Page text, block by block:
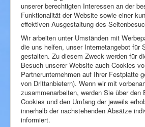
unserer berechtigten Interessen an der
Funktionalität der Website sowie einer
effektiven Ausgestaltung des
Wir arbeiten unter Umständen mit
die uns helfen, unser Internetangebot für
gestalten. Zu diesem Zweck werden für
Besuch unserer Website auch Cookies
Partnerunternehmen auf Ihrer Festplatte
von Drittanbietern). Wenn wir mit
zusammenarbeiten, werden Sie über den
Cookies und den Umfang der jeweils
innerhalb der nachstehenden Absätze
informiert.